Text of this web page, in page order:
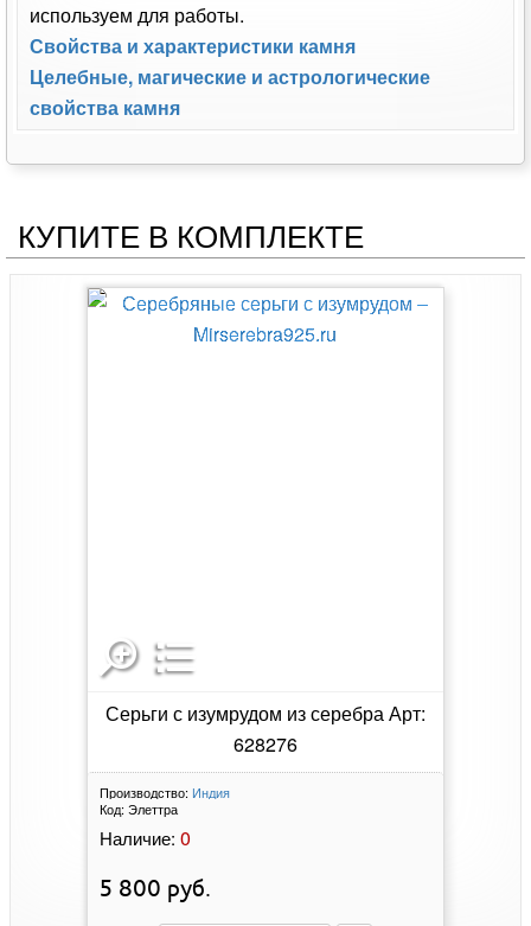
используем для работы.
Свойства и характеристики камня
Целебные, магические и астрологические
свойства камня
КУПИТЕ В КОМПЛЕКТЕ
Серьги с изумрудом из серебра Арт:
628276
Производство: Индия
Код: Элеттра
Наличие: 0
5 800 руб.